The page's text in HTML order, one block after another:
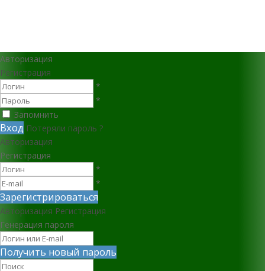
Авторизация
Регистрация
*
*
Запомнить
Вход Потеряли пароль ?
Авторизация
Регистрация
*
*
Зарегистрироваться
Авторизация Регистрация
Генерация пароля
Получить новый пароль